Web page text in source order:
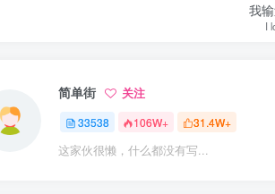
我
I
简单街 关注
33538 106W+ 31.4W+
这家伙很懒，什么都没有写...